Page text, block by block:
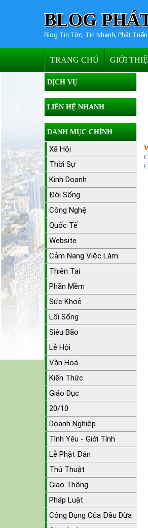
BLOG
Blog Tin Tức, Tin Nhanh, Phát Triển
TRANG CHỦ GIỚI
DỊCH VỤ
LIÊN HỆ NHANH
DANH MỤC CHÍNH
Xã Hội
Thời Sự
Kinh Doanh
Đời Sống
Công Nghệ
Quốc Tế
Website
Cảm Nang Việc Làm
Thiên Tai
Phần Mềm
Sức Khoẻ
Lối Sống
Siêu Bão
Lễ Hội
Văn Hoá
Kiến Thức
Giáo Dục
20/10
Doanh Nghiệp
Tình Yêu - Giới Tính
Lễ Phật Đản
Thủ Thuật
Giao Thông
Pháp Luật
Công Dụng Của Đầu Dừa